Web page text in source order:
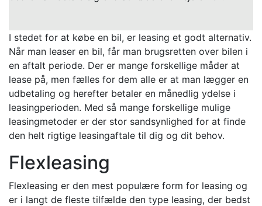
I stedet for at købe en bil, er leasing et godt alternativ.
Når man leaser en bil, får man brugsretten over bilen i
en aftalt periode. Der er mange forskellige måder at
lease på, men fælles for dem alle er at man lægger en
udbetaling og herefter betaler en månedlig ydelse i
leasingperioden. Med så mange forskellige mulige
leasingmetoder er der stor sandsynlighed for at finde
den helt rigtige leasingaftale til dig og dit behov.
Flexleasing
Flexleasing er den mest populære form for leasing og
er i langt de fleste tilfælde den type leasing, der bedst